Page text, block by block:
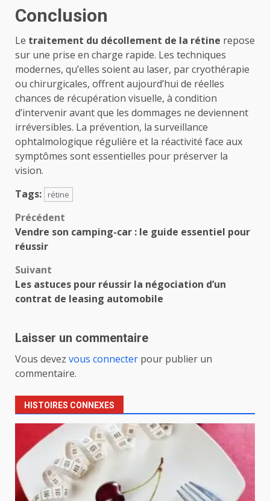
Conclusion
Le traitement du décollement de la rétine repose
sur une prise en charge rapide. Les techniques
modernes, qu’elles soient au laser, par cryothérapie
ou chirurgicales, offrent aujourd’hui de réelles
chances de récupération visuelle, à condition
d’intervenir avant que les dommages ne deviennent
irréversibles. La prévention, la surveillance
ophtalmologique régulière et la réactivité face aux
symptômes sont essentielles pour préserver la
vision.
Tags:
rétine
Navigation
d’article
Précédent
Vendre son camping-car : le guide essentiel pour
réussir
Suivant
Les astuces pour réussir la négociation d’un
contrat de leasing automobile
Laisser un commentaire
Vous devez vous connecter pour publier un
commentaire.
HISTOIRES CONNEXES